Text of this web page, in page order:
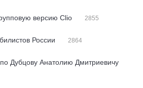
версию Clio 2855
России 2864
Дубцову Анатолию Дмитриевичу